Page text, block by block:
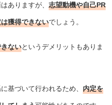
ありますが、 志望動機や自己PR
獲得できないでしょう。
ないというデメリットもありま
基づいて行われるため、 内定を